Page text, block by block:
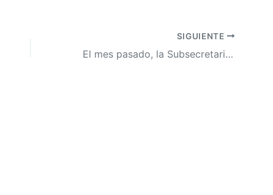
SIGUIENTE
El mes pasado, la Subsecretaria de Seguridad era la mÃ¡s baja en los Ãºltimos 15 aÃ±os